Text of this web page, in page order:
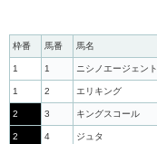
枠番 馬番 馬名
1 1 ニシノエージェント
1 2 エリキング
2 3 キングスコール
2 4 ジュタ